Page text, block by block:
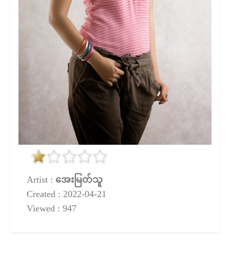
Artist : အေးမြတ်သူ
Created : 2022-04-21
Viewed : 947